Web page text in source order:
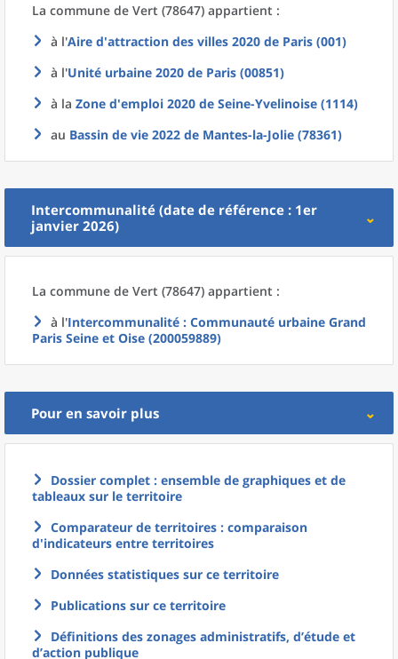
La commune de Vert (78647) appartient :
à l'Aire d'attraction des villes 2020 de Paris (001)
à l'Unité urbaine 2020 de Paris (00851)
à la Zone d'emploi 2020 de Seine-Yvelinoise (1114)
au Bassin de vie 2022 de Mantes-la-Jolie (78361)
Intercommunalité (date de référence : 1er
janvier 2026)
La commune de Vert (78647) appartient :
à l'Intercommunalité : Communauté urbaine Grand
Paris Seine et Oise (200059889)
Pour en savoir plus
Dossier complet : ensemble de graphiques et de
tableaux sur le territoire
Comparateur de territoires : comparaison
d'indicateurs entre territoires
Données statistiques sur ce territoire
Publications sur ce territoire
Définitions des zonages administratifs, d’étude et
d’action publique